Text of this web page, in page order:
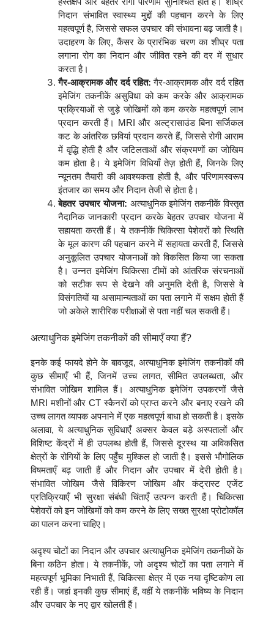
निदान संभावित स्वास्थ्य मुद्दों की पहचान करने के लिए
महत्वपूर्ण है, जिससे सफल उपचार की संभावना बढ़ जाती है।
उदाहरण के लिए, कैंसर के प्रारंभिक चरण का शीघ्र पता
लगाना रोग का निदान और जीवित रहने की दर में सुधार
करता है।
गैर-आक्रामक और दर्द रहित: गैर-आक्रामक और दर्द रहित
इमेजिंग तकनीकें असुविधा को कम करके और आक्रामक
प्रक्रियाओं से जुड़े जोखिमों को कम करके महत्वपूर्ण लाभ
प्रदान करती हैं। MRI और अल्ट्रासाउंड बिना सर्जिकल
कट के आंतरिक छवियां प्रदान करते हैं, जिससे रोगी आराम
में वृद्धि होती है और जटिलताओं और संक्रमणों का जोखिम
कम होता है। ये इमेजिंग विधियाँ तेज़ होती हैं, जिनके लिए
न्यूनतम तैयारी की आवश्यकता होती है, और परिणामस्वरूप
इंतजार का समय और निदान तेजी से होता है।
बेहतर उपचार योजना: अत्याधुनिक इमेजिंग तकनीकें विस्तृत
नैदानिक जानकारी प्रदान करके बेहतर उपचार योजना में
सहायता करती हैं। ये तकनीकें चिकित्सा पेशेवरों को स्थिति
के मूल कारण की पहचान करने में सहायता करती हैं, जिससे
अनुकूलित उपचार योजनाओं को विकसित किया जा सकता
है। उन्नत इमेजिंग चिकित्सा टीमों को आंतरिक संरचनाओं
को सटीक रूप से देखने की अनुमति देती है, जिससे वे
विसंगतियों या असामान्यताओं का पता लगाने में सक्षम होती हैं
जो अकेले शारीरिक परीक्षाओं से पता नहीं चल सकती हैं।
अत्याधुनिक इमेजिंग तकनीकों की सीमाएँ क्या हैं?
इनके कई फायदे होने के बावजूद, अत्याधुनिक इमेजिंग तकनीकों की
कुछ सीमाएँ भी हैं, जिनमें उच्च लागत, सीमित उपलब्धता, और
संभावित जोखिम शामिल हैं। अत्याधुनिक इमेजिंग उपकरणों जैसे
MRI मशीनों और CT स्कैनरों को प्राप्त करने और बनाए रखने की
उच्च लागत व्यापक अपनाने में एक महत्वपूर्ण बाधा हो सकती है। इसके
अलावा, ये अत्याधुनिक सुविधाएँ अक्सर केवल बड़े अस्पतालों और
विशिष्ट केंद्रों में ही उपलब्ध होती हैं, जिससे दूरस्थ या अविकसित
क्षेत्रों के रोगियों के लिए पहुँच मुश्किल हो जाती है। इससे भौगोलिक
विषमताएँ बढ़ जाती हैं और निदान और उपचार में देरी होती है।
संभावित जोखिम जैसे विकिरण जोखिम और कंट्रास्ट एजेंट
प्रतिक्रियाएँ भी सुरक्षा संबंधी चिंताएँ उत्पन्न करती हैं। चिकित्सा
पेशेवरों को इन जोखिमों को कम करने के लिए सख्त सुरक्षा प्रोटोकॉल
का पालन करना चाहिए।
अदृश्य चोटों का निदान और उपचार अत्याधुनिक इमेजिंग तकनीकों के
बिना कठिन होता। ये तकनीकें, जो अदृश्य चोटों का पता लगाने में
महत्वपूर्ण भूमिका निभाती हैं, चिकित्सा क्षेत्र में एक नया दृष्टिकोण ला
रही हैं। जहां इनकी कुछ सीमाएं हैं, वहीं ये तकनीकें भविष्य के निदान
और उपचार के नए द्वार खोलती हैं।